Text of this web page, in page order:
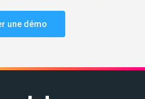
une démo